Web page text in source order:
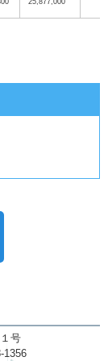
25,877,000
号
1356